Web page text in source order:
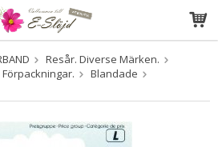
blivit tillagd i varukorgen
Resår. Diverse Märken.
Blandade